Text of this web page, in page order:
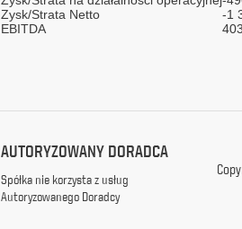
promocyjnych,
informacyjnych
z
29
1997
r.
Zysk/Strata Netto
-1
EBITDA
403
AUTORYZOWANY DORADCA
Spółka nie korzysta z usług
Autoryzowanego Doradcy